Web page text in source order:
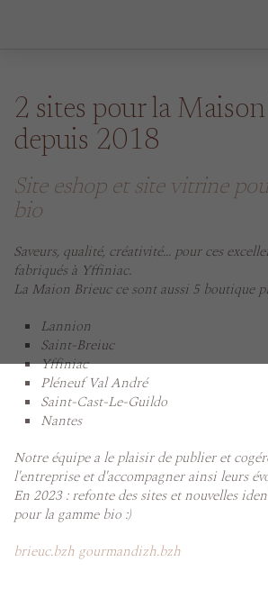
2 sites pour la
depuis 2018
Site eshop et site vitrine
bio
Saveurs, qualité, créativité... pour ces
fabriqués à Yffiniac.
La Maion Brieuc ce sont aussi 5 boutique
Lannion
Saint-Breiuc
Yffiniac
Pléneuf Val André
Saint-Cast-Le-Guildo
Nantes
Notre équipe a le plaisir de publier et
l'entreprise et d'accompagner ainsi leurs
En 2023 : refonte des sites et nouvelles
pour la gamme bio :)
brieuc.bzh gourmandizh.bzh